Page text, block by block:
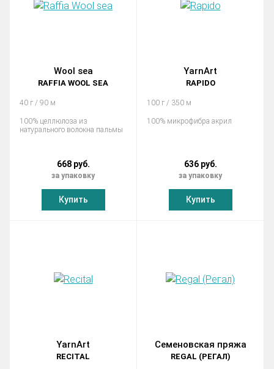
Wool sea
RAFFIA WOOL SEA
40 г / 90 м
100% целлюлоза из
натурального волокна пальмы
668 руб.
за упаковку
Купить
YarnArt
RAPIDO
100 г / 350 м
100% микрофибра акрил
636 руб.
за упаковку
Купить
YarnArt
RECITAL
Семеновская пряжа
REGAL (РЕГАЛ)